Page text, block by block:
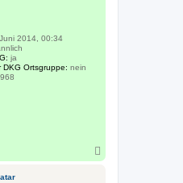
2014, 00:34
ja
DKG Ortsgruppe: nein